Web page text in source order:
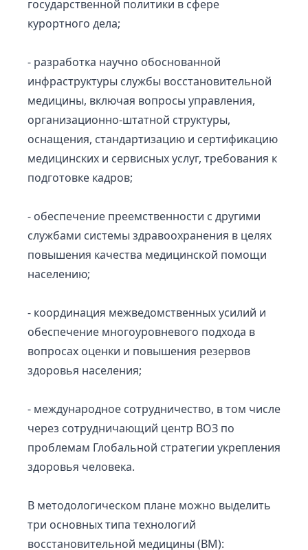
государственной политики в сфере
курортного дела;
- разработка научно обоснованной
инфраструктуры службы восстановительной
медицины, включая вопросы управления,
организационно-штатной структуры,
оснащения, стандартизацию и сертификацию
медицинских и сервисных услуг, требования к
подготовке кадров;
- обеспечение преемственности с другими
службами системы здравоохранения в целях
повышения качества медицинской помощи
населению;
- координация межведомственных усилий и
обеспечение многоуровневого подхода в
вопросах оценки и повышения резервов
здоровья населения;
- международное сотрудничество, в том числе
через сотрудничающий центр ВОЗ по
проблемам Глобальной стратегии укрепления
здоровья человека.
В методологическом плане можно выделить
три основных типа технологий
восстановительной медицины (ВМ):